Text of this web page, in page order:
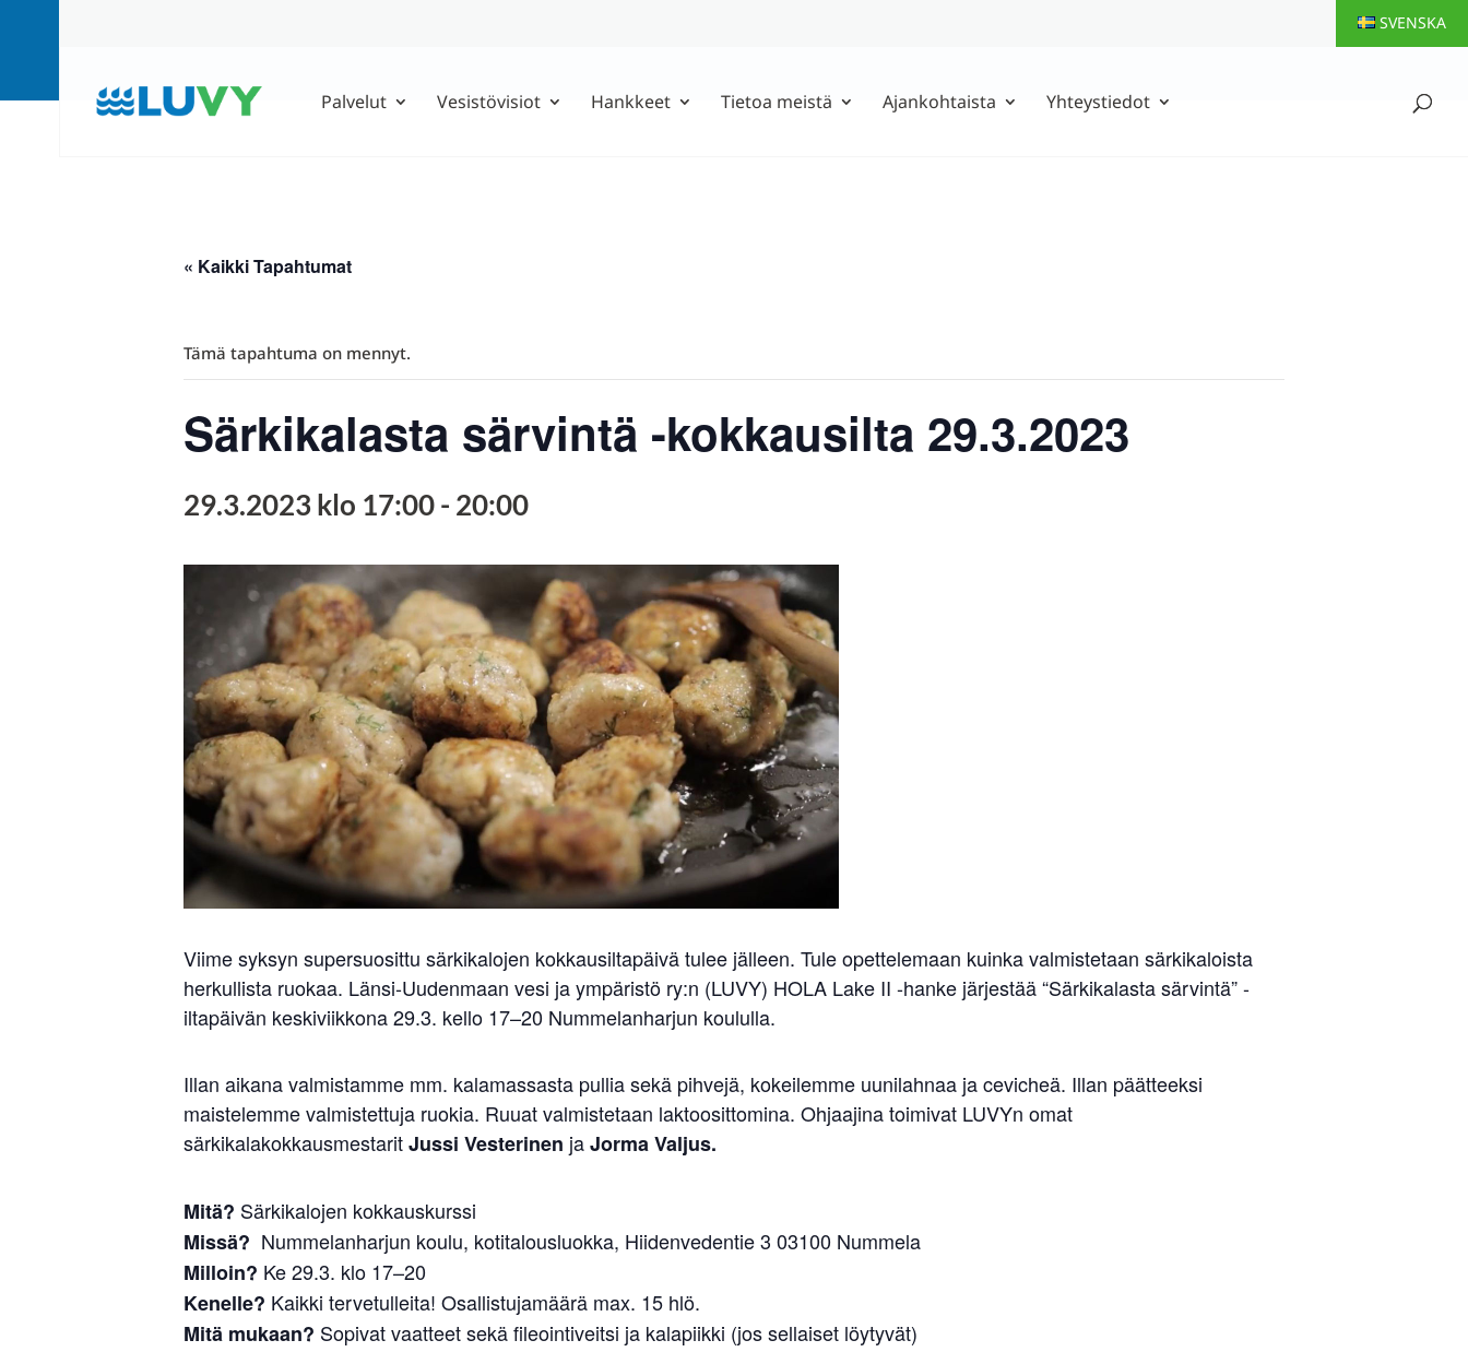
SVENSKA
Palvelut Vesistövisiot Hankkeet Tietoa meistä Ajankohtaista Yhteystiedot
« Kaikki Tapahtumat
Tämä tapahtuma on mennyt.
Särkikalasta särvintä -kokkausilta 29.3.2023
29.3.2023 klo 17:00- 20:00
Viime syksyn supersuosittu särkikalojen kokkausiltapäivä tulee jälleen. Tule opettelemaan kuinka valmistetaan särkikaloista
herkullista ruokaa. Länsi-Uudenmaan vesi ja ympäristö ry:n (LUVY) HOLA Lake II -hanke järjestää “Särkikalasta särvintä” -
iltapäivän keskiviikkona 29.3. kello 17–20 Nummelanharjun koululla.
Illan aikana valmistamme mm. kalamassasta pullia sekä pihvejä, kokeilemme uunilahnaa ja cevicheä. Illan päätteeksi
maistelemme valmistettuja ruokia. Ruuat valmistetaan laktoosittomina. Ohjaajina toimivat LUVYn omat
särkikalakokkausmestaritJussi Vesterinen jaJorma Valjus.
Mitä? Särkikalojen kokkauskurssi
Missä? Nummelanharjun koulu, kotitalousluokka, Hiidenvedentie 3 03100 Nummela
Milloin? Ke 29.3. klo 17–20
Kenelle? Kaikki tervetulleita! Osallistujamäärä max. 15 hlö.
Mitä mukaan? Sopivat vaatteet sekä fileointiveitsi ja kalapiikki (jos sellaiset löytyvät)